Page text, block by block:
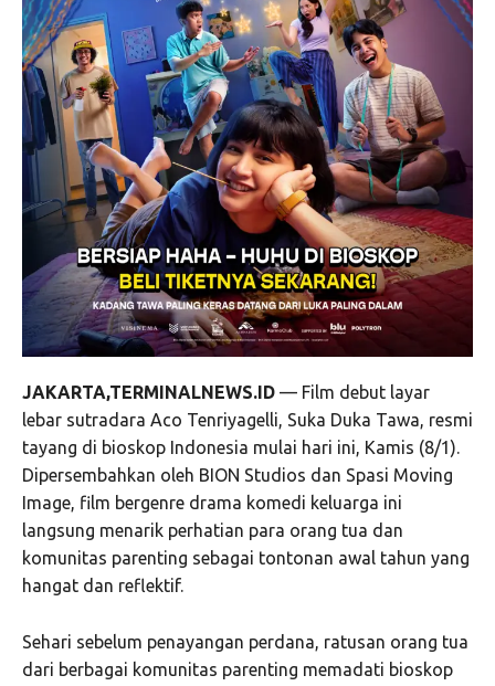
JAKARTA,TERMINALNEWS.ID — Film debut layar
lebar sutradara Aco Tenriyagelli, Suka Duka Tawa, resmi
tayang di bioskop Indonesia mulai hari ini, Kamis (8/1).
Dipersembahkan oleh BION Studios dan Spasi Moving
Image, film bergenre drama komedi keluarga ini
langsung menarik perhatian para orang tua dan
komunitas parenting sebagai tontonan awal tahun yang
hangat dan reflektif.
Sehari sebelum penayangan perdana, ratusan orang tua
dari berbagai komunitas parenting memadati bioskop